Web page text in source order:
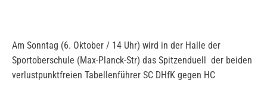
Am Sonntag (6. Oktober / 14 Uhr) wird in der Halle der
Sportoberschule (Max-Planck-Str) das Spitzenduell der beiden
verlustpunktfreien Tabellenführer SC DHfK gegen HC